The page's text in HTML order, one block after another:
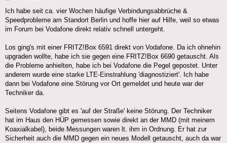
Ich habe seit ca. vier Wochen häufige Verbindungsabbrüche &
Speedprobleme am Standort Berlin und hoffe hier auf Hilfe, weil so etwas
im Forum bei Vodafone direkt relativ schnell untergeht.
Los ging's mit einer FRITZ!Box 6591 direkt von Vodafone. Da ich ohnehin
upgraden wollte, habe ich sie gegen eine FRITZ!Box 6690 getauscht. Als
die Probleme anhielten, habe ich bei Vodafone die Pegel gepostet. Unter
anderem wurde eine starke LTE-Einstrahlung 'diagnostiziert'. Ich habe
dann bei Vodafone eine Störung vor Ort gemeldet und heute war der
Techniker da.
Seitens Vodafone gibt es 'auf der Straße' keine Störung. Der Techniker
hat im Haus den HÜP gemessen sowie direkt an der MMD (mit meinem
Koaxialkabel), beide Messungen waren lt. ihm in Ordnung. Er hat zur
Sicherheit auch die MMD gegen ein neues Modell getauscht, auch da war